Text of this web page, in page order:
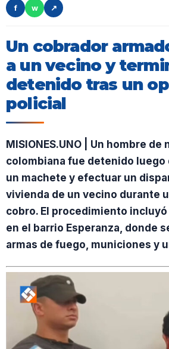
f
w ↗
Un cobrador
a un vecino y
detenido tras un
policial
MISIONES.UNO | Un hombre de
colombiana fue detenido luego
un machete y efectuar un
vivienda de un vecino durante
cobro. El procedimiento
en el barrio Esperanza, donde
armas de fuego, municiones y